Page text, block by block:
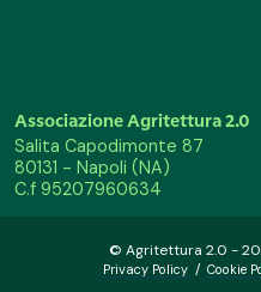
Associazione Agritettura 2.0
Salita Capodimonte 87
80131 - Napoli (NA)
C.f 95207960634
© Agritettura 2.0 -
Privacy Policy / Cookie